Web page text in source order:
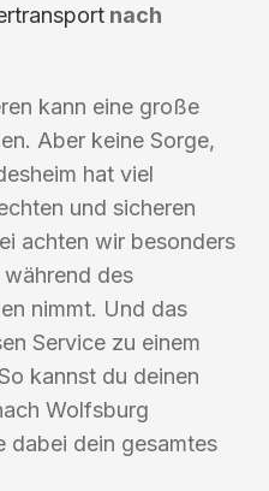
nach
kann eine große
Aber keine Sorge,
hat viel
und sicheren
achten wir besonders
des
nimmt. Und das
Service zu einem
kannst du deinen
Wolfsburg
dabei dein gesamtes